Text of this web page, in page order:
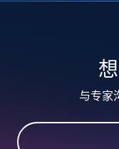
Account id,
engagement
Like
与专家